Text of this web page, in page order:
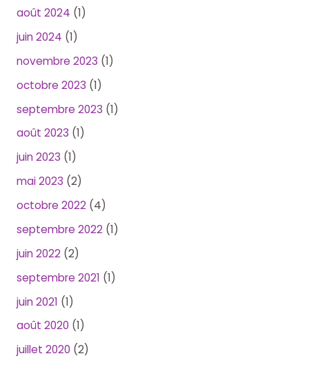
août 2024 (1)
juin 2024 (1)
novembre 2023 (1)
octobre 2023 (1)
septembre 2023 (1)
août 2023 (1)
juin 2023 (1)
mai 2023 (2)
octobre 2022(4)
septembre 2022(1)
juin 2022(2)
septembre 2021 (1)
juin 2021 (1)
août 2020 (1)
juillet 2020 (2)